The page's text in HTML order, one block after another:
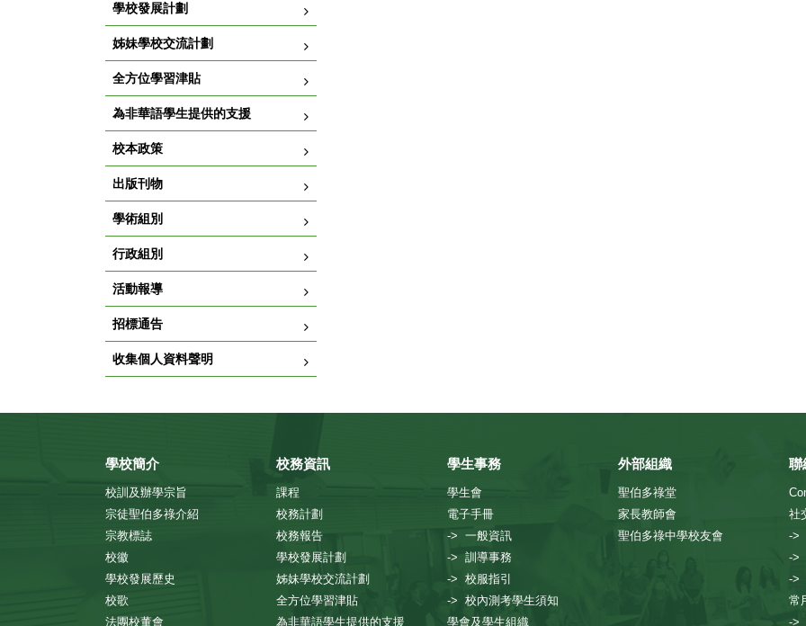
學校發展計劃
姊妹學校交流計劃
全方位學習津貼
為非華語學生提供的支援
校本政策
出版刊物
學術組別
行政組別
活動報導
招標通告
收集個人資料聲明
學校簡介
校訓及辦學宗旨
宗徒聖伯多祿介紹
宗教標誌
校徽
學校發展歷史
校歌
法團校董會
校務資訊
課程
校務計劃
校務報告
學校發展計劃
姊妹學校交流計劃
全方位學習津貼
為非華語學生提供的支援
學生事務
學生會
電子手冊
-> 一般資訊
-> 訓導事務
-> 校服指引
-> 校內測考學生須知
學會及學生組織
外部組織
聖伯多祿堂
家長教師會
聖伯多祿中學校友會
聯
社
->
->
->
常
->